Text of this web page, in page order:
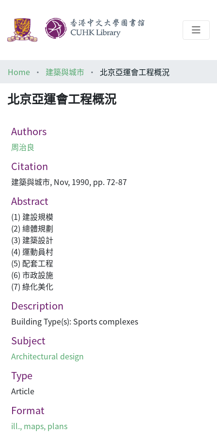
Architecture Library
Home 建築與城市 北京亞運會工程概況
北京亞運會工程概況
Authors
周治良
Citation
建築與城市, Nov, 1990, pp. 72-87
Abstract
(1) 建設規模
(2) 總體規劃
(3) 建築設計
(4) 運動員村
(5) 配套工程
(6) 市政設施
(7) 綠化美化
Description
Building Type(s): Sports complexes
Subject
Architectural design
Type
Article
Format
ill., maps, plans